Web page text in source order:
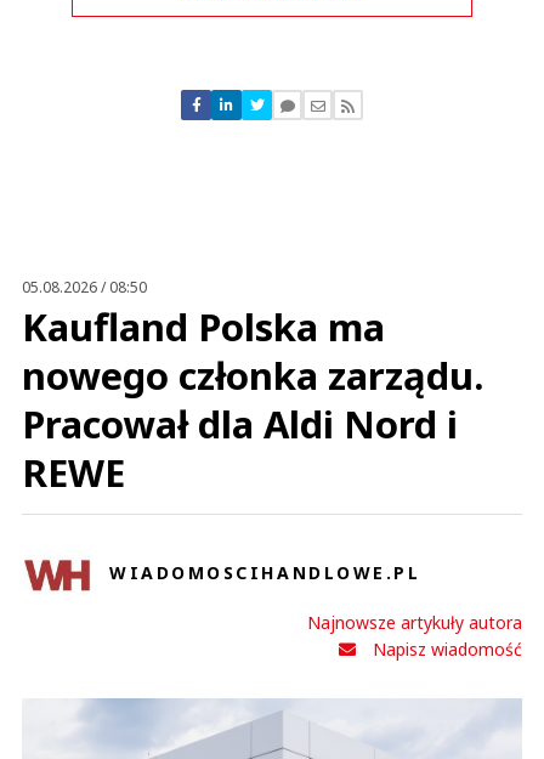
Nie znaleziono komentarzy
Zostaw swoje komentarze
05.08.2026 / 08:50
Kaufland Polska ma
nowego członka zarządu.
Pracował dla Aldi Nord i
REWE
WIADOMOSCIHANDLOWE.PL
Najnowsze artykuły autora
Napisz wiadomość